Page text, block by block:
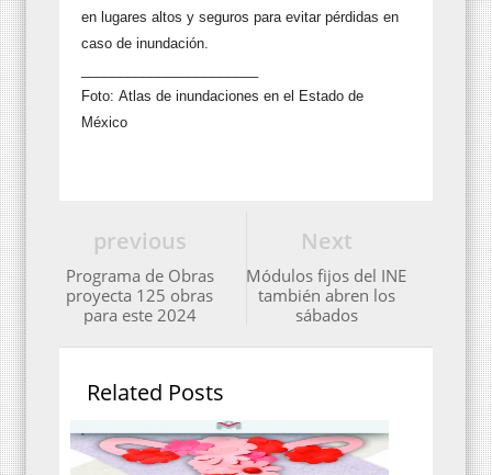
en lugares altos y seguros para evitar pérdidas en
caso de inundación.
Foto: Atlas de inundaciones en el Estado de
México
Next
Módulos fijos del INE
también abren los
sábados
previous
Programa de Obras
proyecta 125 obras
para este 2024
Related Posts